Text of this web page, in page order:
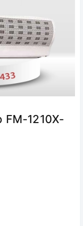
FM-1210X-